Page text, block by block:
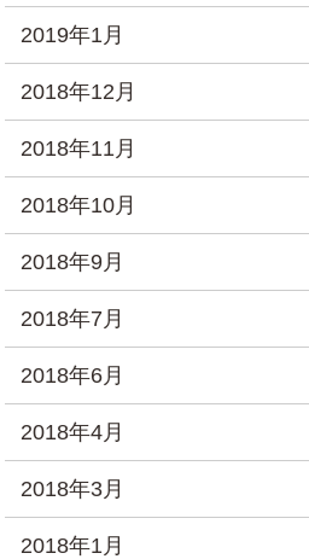
2019年1月
2018年12月
2018年11月
2018年10月
2018年9月
2018年7月
2018年6月
2018年4月
2018年3月
2018年1月